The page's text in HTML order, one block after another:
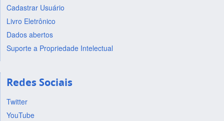
Cadastrar Usuário
Livro Eletrônico
Dados abertos
Suporte a Propriedade Intelectual
Redes Sociais
Twitter
YouTube